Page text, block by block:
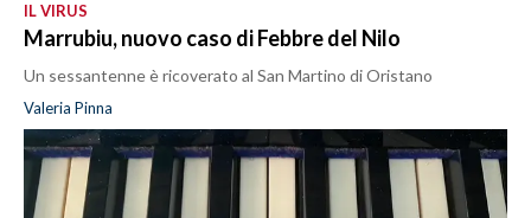
IL VIRUS
Marrubiu, nuovo caso di Febbre del Nilo
Un sessantenne è ricoverato al San Martino di Oristano
Valeria Pinna